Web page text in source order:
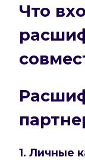
Что
1. Личные